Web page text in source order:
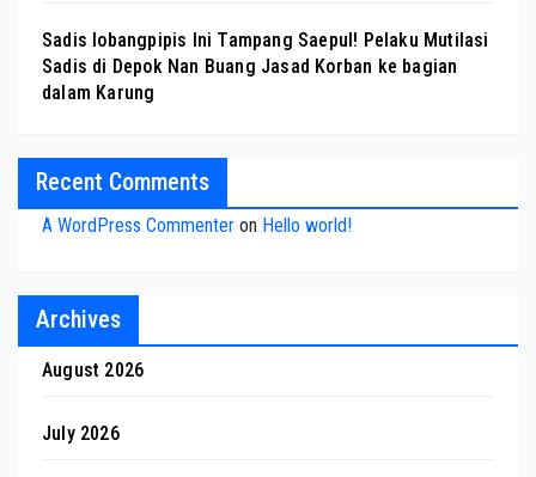
Sadis lobangpipis Ini Tampang Saepul! Pelaku Mutilasi
Sadis di Depok Nan Buang Jasad Korban ke bagian
dalam Karung
Recent Comments
A WordPress Commenter on Hello world!
Archives
August 2026
July 2026